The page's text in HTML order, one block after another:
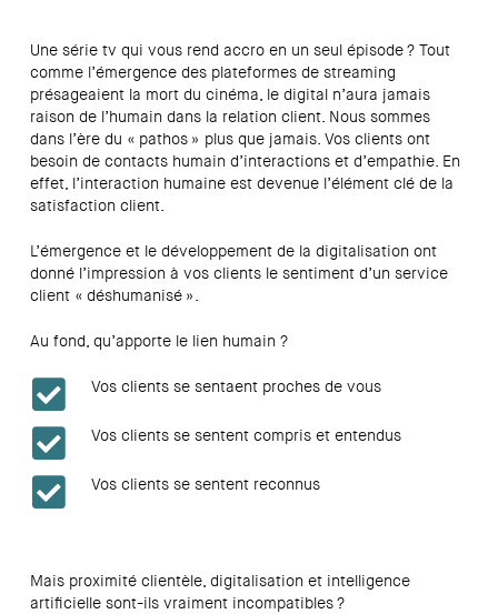
Une série tv qui vous rend accro en un seul épisode ? Tout
comme l’émergence des plateformes de streaming
présageaient la mort du cinéma, le digital n’aura jamais
raison de l’humain dans la relation client. Nous sommes
dans l’ère du « pathos » plus que jamais. Vos clients ont
besoin de contacts humain d’interactions et d’empathie. En
effet, l’interaction humaine est devenue l’élément clé de la
satisfaction client.
L’émergence et le développement de la digitalisation ont
donné l’impression à vos clients le sentiment d’un service
client « déshumanisé ».
Au fond, qu’apporte le lien humain ?
Vos clients se sentaent proches de vous
Vos clients se sentent compris et entendus
Vos clients se sentent reconnus
Mais proximité clientèle, digitalisation et intelligence
artificielle sont-ils vraiment incompatibles ?